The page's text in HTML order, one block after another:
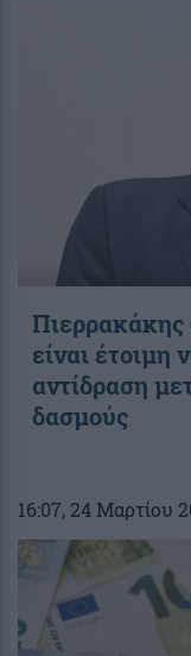
είναι
αντίδραση
δασμούς
16:07, 24 Μαρτίου